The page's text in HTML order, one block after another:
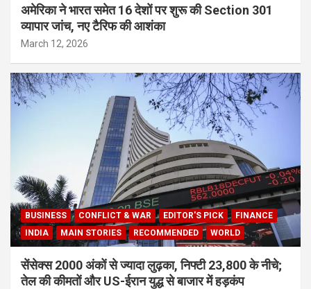
अमेरिका ने भारत समेत 16 देशों पर शुरू की Section 301
व्यापार जांच, नए टैरिफ की आशंका
March 12, 2026
BUSINESS CONFLICT & WAR EDITOR'S PICK
FINANCE
INDIA
MAIN STORIES RECOMMENDED WORLD
सेंसेक्स 2000 अंकों से ज्यादा लुढ़का, निफ्टी 23,800 के नीचे;
तेल की कीमतों और US-ईरान युद्ध से बाजार में हड़कंप